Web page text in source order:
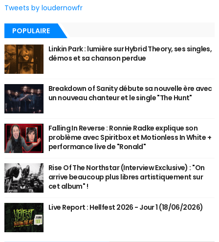
Tweets by loudernowfr
POPULAIRE
Linkin Park : lumière sur Hybrid Theory, ses singles,
démos et sa chanson perdue
Breakdown of Sanity débute sa nouvelle ère avec
un nouveau chanteur et le single "The Hunt"
Falling In Reverse : Ronnie Radke explique son
problème avec Spiritbox et Motionless In White +
performance live de "Ronald"
Rise Of The Northstar (Interview Exclusive) : "On
arrive beaucoup plus libres artistiquement sur
cet album" !
Live Report : Hellfest 2026 - Jour 1 (18/06/2026)